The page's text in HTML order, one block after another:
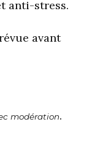
anti-stress.
avant
modération.